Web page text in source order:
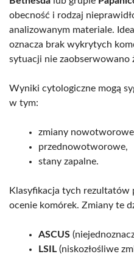
obecność i rodzaj
analizowanym materiale.
oznacza brak wykrytych
sytuacji nie zaobserwowano
Wyniki cytologiczne mogą
w tym:
zmiany
przednowotworowe,
stany zapalne.
Klasyfikacja tych rezultatów
ocenie komórek. Zmiany te
ASCUS
LSIL (niskozłośliwe